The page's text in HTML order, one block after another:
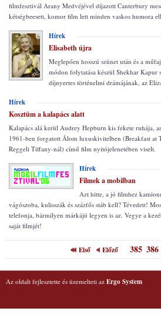
filmfesztivál Arany Medvéjével díjazott Canterbury
kétségbeesett, komor film lett minden vaskos humora
Hírek
Elisabeth újra
Meglepően hosszú szünet után és a
módon folytatása készül Shekhar Kapur
díjnyertes történelmi drámájának, az
Hírek
Kosztüm a kalapács alatt
Kalapács alá kerül Audrey Hepburn kis fekete ruhája,
1961-ben forgatott Álom luxuskivitelben (Breakfast at
Reggeli Tiffany-nál) című film nyitójelenetében viselt.
Hírek
Filmek a mobilban
Azt hitte, a jó filmhez
vágószoba, kulisszák és százfős stáb kell? Tévedett!
telefonja, bármilyen márkájú legyen is az. Vegye a
saját filmjét!
Első Előző 385 386
Az oldalt fejlesztette és üzemelteti az Ergo System